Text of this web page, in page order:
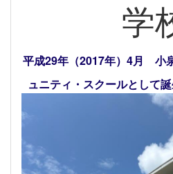
学
平成29年（2017年）4月 小
ュニティ・スクールとして